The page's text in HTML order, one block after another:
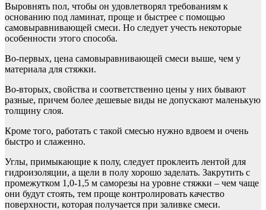
Выровнять пол, чтобы он удовлетворял требованиям к
основанию под ламинат, проще и быстрее с помощью
самовыравнивающей смеси. Но следует учесть некоторые
особенности этого способа.
Во-первых, цена самовыравнивающей смеси выше, чем у
материала для стяжки.
Во-вторых, свойства и соответственно цены у них бывают
разные, причем более дешевые виды не допускают маленькую
толщину слоя.
Кроме того, работать с такой смесью нужно вдвоем и очень
быстро и слаженно.
Углы, примыкающие к полу, следует проклеить лентой для
гидроизоляции, а щели в полу хорошо заделать. Закрутить с
промежутком 1,0-1,5 м саморезы на уровне стяжки – чем чаще
они будут стоять, тем проще контролировать качество
поверхности, которая получается при заливке смеси.